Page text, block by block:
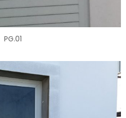
PG.01